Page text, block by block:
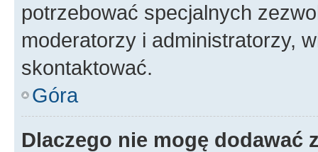
potrzebować specjalnych
moderatorzy i administratorzy,
skontaktować.
Góra
Dlaczego nie mogę dodawać